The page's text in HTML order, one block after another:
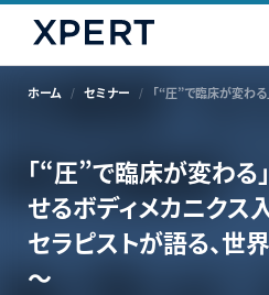
ホーム セミナー
「“圧”で臨床が変わる
せるボディメカニク
セラピストが語る、世
～